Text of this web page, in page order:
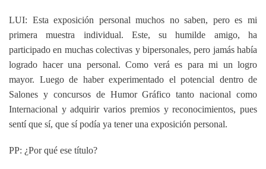
LUI: Esta exposición personal muchos no saben, pero es mi
primera muestra individual. Este, su humilde amigo, ha
participado en muchas colectivas y bipersonales, pero jamás había
logrado hacer una personal. Como verá es para mi un logro
mayor. Luego de haber experimentado el potencial dentro de
Salones y concursos de Humor Gráfico tanto nacional como
Internacional y adquirir varios premios y reconocimientos, pues
sentí que sí, que sí podía ya tener una exposición personal.
PP: ¿Por qué ese título?